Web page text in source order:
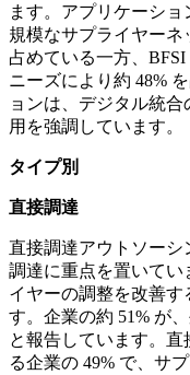
ます。アプリケーシ
規模なサプライヤーネ
占めている一方、
ニーズにより約 48%
ョンは、デジタル統
用を強調しています。
タイプ別
直接調達
直接調達アウトソー
調達に重点を置いてい
イヤーの調整を改善す
す。企業の約 51% が
と報告しています。
る企業の 49% で、サ